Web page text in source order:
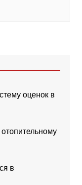
оценок в
отопительному
в